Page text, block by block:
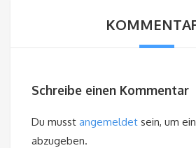
Schreibe einen Kommentar
Du musst angemeldet sein, um
abzugeben.